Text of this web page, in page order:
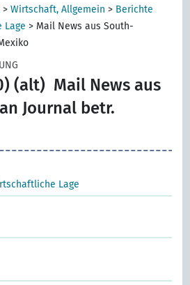
>Wirtschaft, Allgemein > Berichte
Lage > Mail News aus South-
(alt) Mail News aus
Journal betr.
Lage